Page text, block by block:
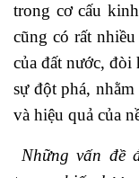
trong cơ cấu
cũng có rất
của đất nước, đòi
sự đột phá,
và hiệu quả của
Những vấn đề